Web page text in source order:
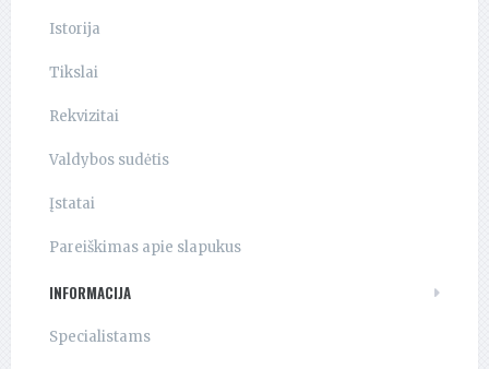
Istorija
Tikslai
Rekvizitai
Valdybos sudėtis
Įstatai
Pareiškimas apie slapukus
INFORMACIJA
Specialistams